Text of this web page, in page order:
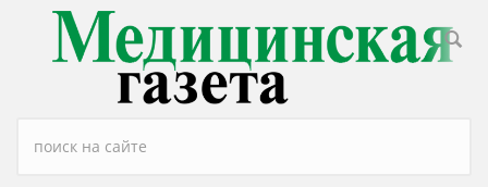
Перейти к основному содержанию
Форма поиска